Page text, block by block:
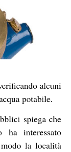
alcuni
potabile.
spiega che
ha interessato
la località